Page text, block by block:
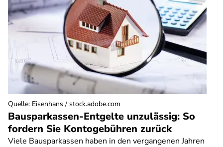
Bausparkassen-Entgelte unzulässig: So
fordern Sie Kontogebühren zurück
Viele Bausparkassen haben in den vergangenen Jahren
Quelle: Eisenhans / stock.adobe.com